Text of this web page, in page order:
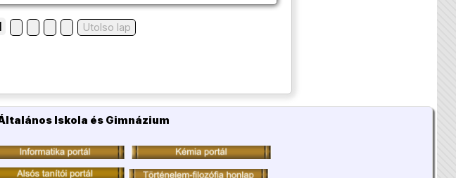
Utolso lap
Iskola és Gimnázium